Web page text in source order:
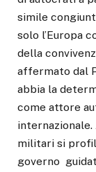
simile
solo l’Europa
della
affermato dal
abbia la
come attore
militari si
governo